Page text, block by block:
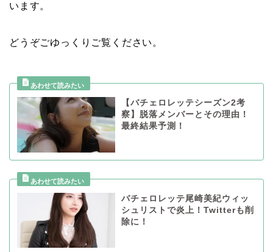
います。
どうぞごゆっくりご覧ください。
【バチェロレッテシーズン2考
察】脱落メンバーとその理由！
最終結果予測！
バチェロレッテ尾崎美紀ウィッ
シュリストで炎上！Twitterも削
除に！